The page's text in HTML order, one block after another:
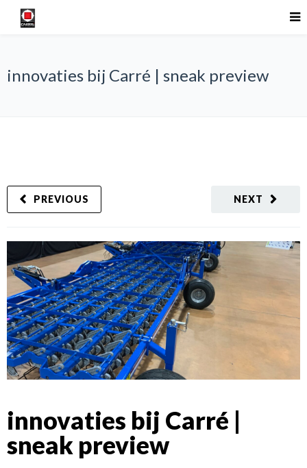
innovaties bij Carré | sneak preview
NEXT
PREVIOUS
innovaties bij Carré |
sneak preview